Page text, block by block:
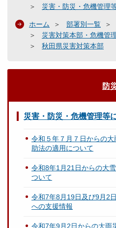
災害・防災・危機管理
ホーム 部署別一覧
災害対策本部・危機管
秋田県災害対策本部
防
災害・防災・危機管理等
令和５年７月７日からの
助法の適用について
令和8年1月21日からの大
ついて
令和7年8月19日及び9月2
への支援情報
令和7年9月2日からの大雨